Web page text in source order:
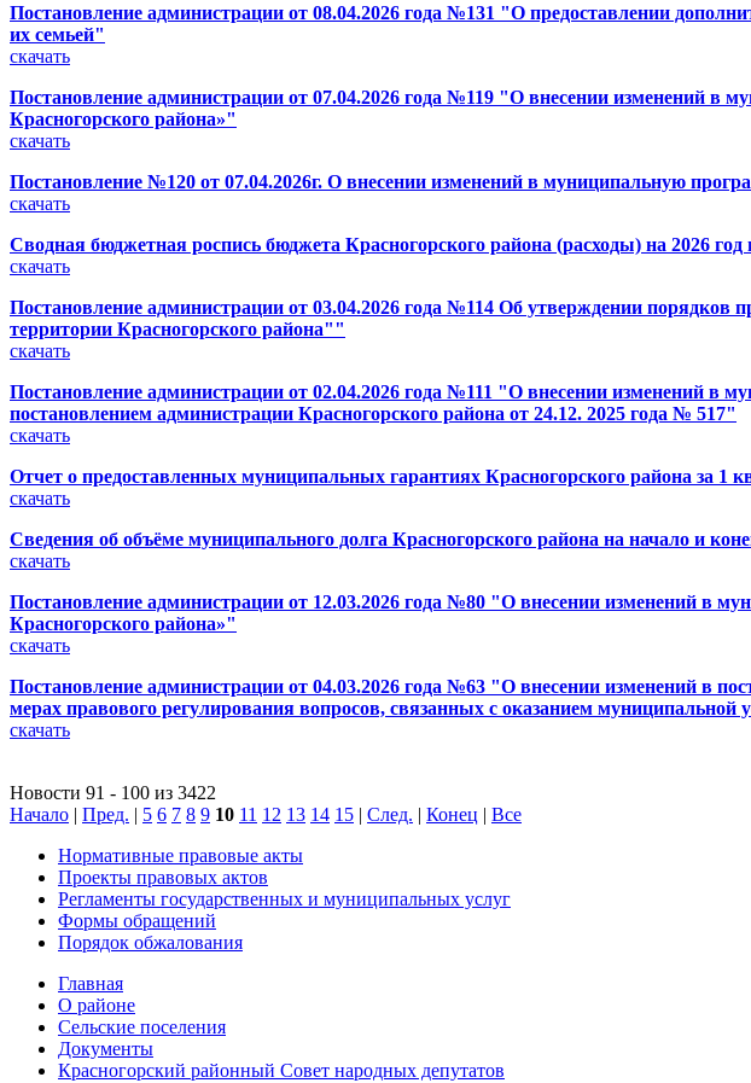
Постановление администрации от 08.04.2026 года №131 "О предоставлении
их семьей"
скачать
Постановление администрации от 07.04.2026 года №119 "О внесении изменений в
Красногорского района»"
скачать
Постановление №120 от 07.04.2026г. О внесении изменений в муниципальную
скачать
Сводная бюджетная роспись бюджета Красногорского района (расходы) на 2026 год
скачать
Постановление администрации от 03.04.2026 года №114 Об утверждении порядков
территории Красногорского района""
скачать
Постановление администрации от 02.04.2026 года №111 "О внесении изменений в
постановлением администрации Красногорского района от 24.12. 2025 года № 517"
скачать
Отчет о предоставленных муниципальных гарантиях Красногорского района за 1
скачать
Сведения об объёме муниципального долга Красногорского района на начало и
скачать
Постановление администрации от 12.03.2026 года №80 "О внесении изменений в
Красногорского района»"
скачать
Постановление администрации от 04.03.2026 года №63 "О внесении изменений в
мерах правового регулирования вопросов, связанных с оказанием муниципальной
скачать
Новости 91 - 100 из 3422
Начало | Пред. | 5 6 7 8 9 10 11 12 13 14 15 | След. | Конец | Все
Нормативные правовые акты
Проекты правовых актов
Регламенты государственных и муниципальных услуг
Формы обращений
Порядок обжалования
Главная
О районе
Сельские поселения
Документы
Красногорский районный Совет народных депутатов